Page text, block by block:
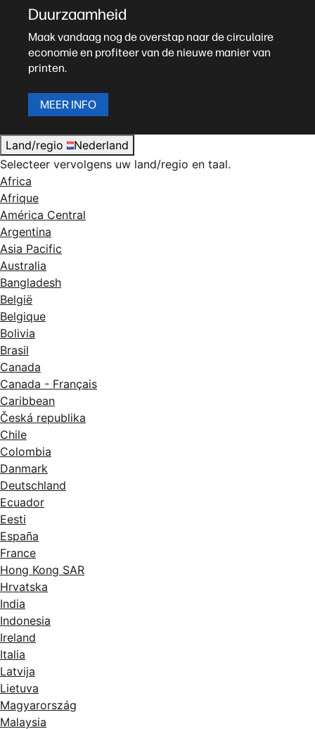
Duurzaamheid
Maak vandaag nog de overstap naar de circulaire
economie en profiteer van de nieuwe manier van
printen.
MEER INFO
Land/regio
Nederland
Selecteer vervolgens uw land/regio en taal.
Africa
Afrique
América Central
Argentina
Asia Pacific
Australia
Bangladesh
België
Belgique
Bolivia
Brasil
Canada
Canada - Français
Caribbean
Česká republika
Chile
Colombia
Danmark
Deutschland
Ecuador
Eesti
España
France
Hong Kong SAR
Hrvatska
India
Indonesia
Ireland
Italia
Latvija
Lietuva
Magyarország
Malaysia